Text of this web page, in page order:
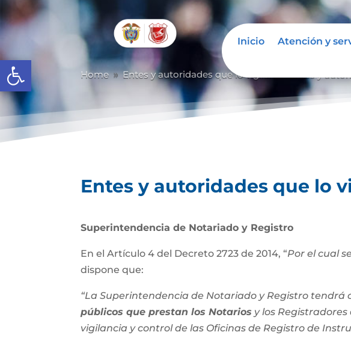
Abrir barra de herramientas
Inicio Atención y
Home 9 Entes y autoridades que lo vigilan
Entes y autoridades que lo
Superintendencia de Notariado y Registro
En el Artículo 4 del Decreto 2723 de 2014, “Por el cual
dispone que:
“La Superintendencia de Notariado y Registro
públicos que prestan los Notarios y los
vigilancia y control de las Oficinas de Registro de